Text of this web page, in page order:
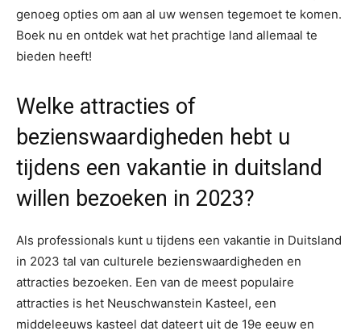
genoeg opties om aan al uw wensen tegemoet te komen.
Boek nu en ontdek wat het prachtige land allemaal te
bieden heeft!
Welke attracties of
bezienswaardigheden hebt u
tijdens een vakantie in duitsland
willen bezoeken in 2023?
Als professionals kunt u tijdens een vakantie in Duitsland
in 2023 tal van culturele bezienswaardigheden en
attracties bezoeken. Een van de meest populaire
attracties is het Neuschwanstein Kasteel, een
middeleeuws kasteel dat dateert uit de 19e eeuw en